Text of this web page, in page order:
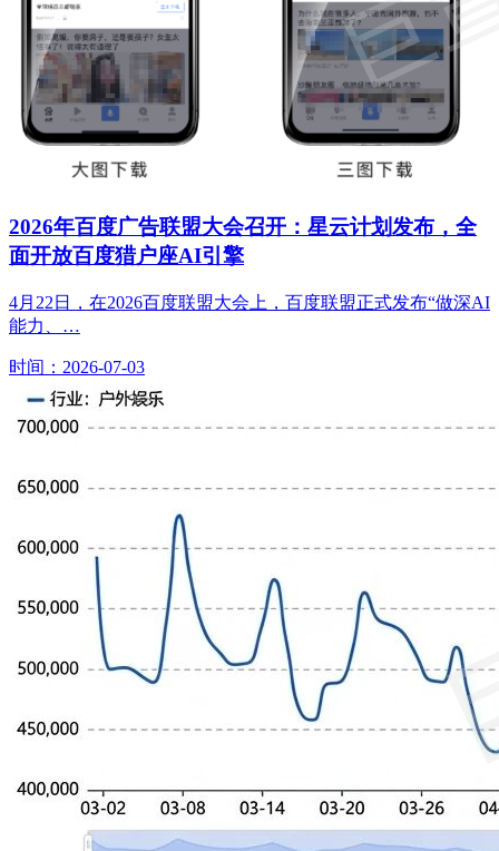
2026年百度广告联盟大会召开：星云计划发布，全
面开放百度猎户座AI引擎
4月22日，在2026百度联盟大会上，百度联盟正式发布“做深AI
能力、…
时间：2026-07-03